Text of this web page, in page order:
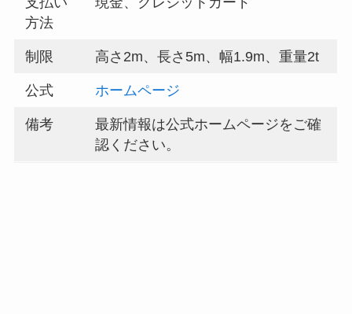
方法
制限 高さ2m、長さ5m、幅1.9m、重量2t
公式 ホームページ
備考
最新情報は公式ホームページをご確
認ください。